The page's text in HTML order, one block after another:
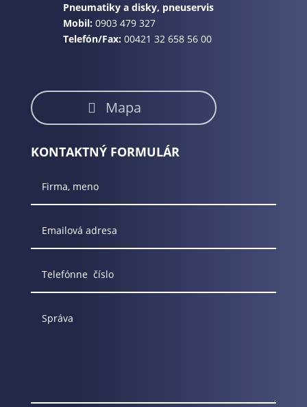
Pneumatiky a disky, pneuservis
Mobil: 0903 479 327
Telefón/Fax:00421 32 658 56 00
Mapa
KONTAKTNÝ FORMULÁR